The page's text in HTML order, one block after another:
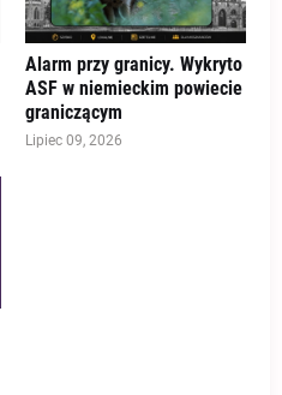
Alarm przy granicy. Wykryto
ASF w niemieckim powiecie
graniczącym
Lipiec 09, 2026